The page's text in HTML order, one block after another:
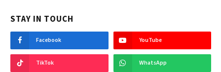
STAY IN TOUCH
Facebook YouTube
TikTok WhatsApp